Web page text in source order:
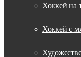
Хоккей на
Хоккей с